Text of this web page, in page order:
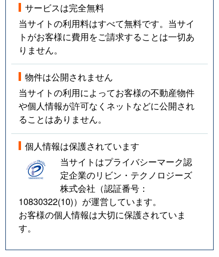
サービスは完全無料
当サイトの利用料はすべて無料です。当サイ
トがお客様に費用をご請求することは一切あ
りません。
物件は公開されません
当サイトの利用によってお客様の不動産物件
や個人情報が許可なくネットなどに公開され
ることはありません。
個人情報は保護されています
当サイトはプライバシーマーク認
定企業のリビン・テクノロジーズ
株式会社（認証番号：
10830322(10)）が運営しています。
お客様の個人情報は大切に保護されていま
す。